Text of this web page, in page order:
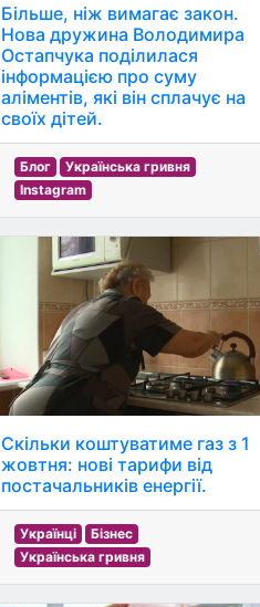
Більше, ніж вимагає закон.
Нова дружина Володимира
Остапчука поділилася
інформацією про суму
аліментів, які він сплачує на
своїх дітей.
Блог
Українська гривня
Instagram
Скільки коштуватиме газ з 1
жовтня: нові тарифи від
постачальників енергії.
Українці
Бізнес
Українська гривня